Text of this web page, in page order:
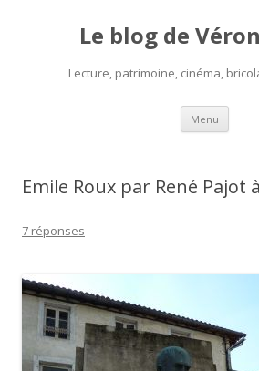
Le blog de
Lecture, patrimoine, cinéma,
Menu Aller
Emile Roux par René Pajot
7 réponses